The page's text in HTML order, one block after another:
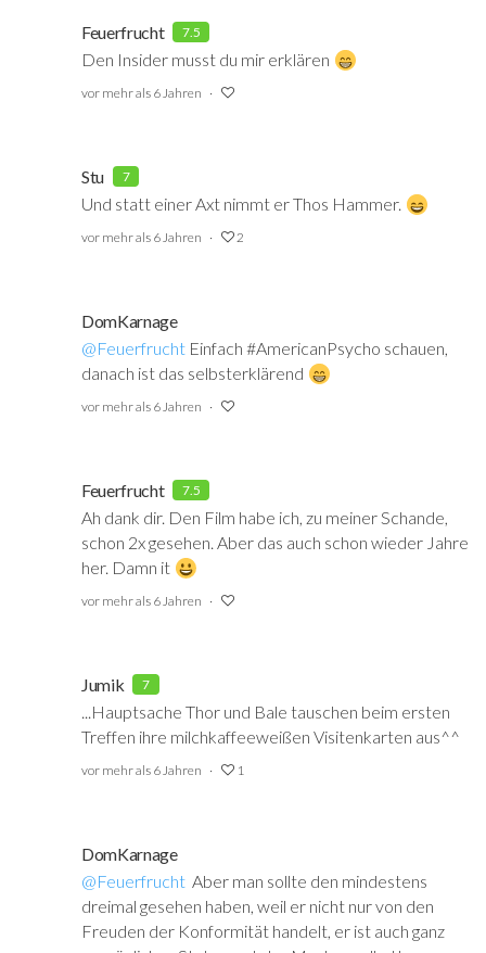
Feuerfrucht 7.5
Den Insider musst du mir erklären
vor mehr als 6 Jahren
Stu 7
Und statt einer Axt nimmt er Thos Hammer.
vor mehr als 6 Jahren 2
DomKarnage
@Feuerfrucht ‍ Einfach #AmericanPsycho schauen,
danach ist das selbsterklärend
vor mehr als 6 Jahren
Feuerfrucht 7.5
Ah dank dir. Den Film habe ich, zu meiner Schande,
schon 2x gesehen. Aber das auch schon wieder Jahre
her. Damn it
vor mehr als 6 Jahren
Jumik 7
...Hauptsache Thor und Bale tauschen beim ersten
Treffen ihre milchkaffeeweißen Visitenkarten aus^^
vor mehr als 6 Jahren 1
DomKarnage
@Feuerfrucht ‍ Aber man sollte den mindestens
dreimal gesehen haben, weil er nicht nur von den
Freuden der Konformität handelt, er ist auch ganz